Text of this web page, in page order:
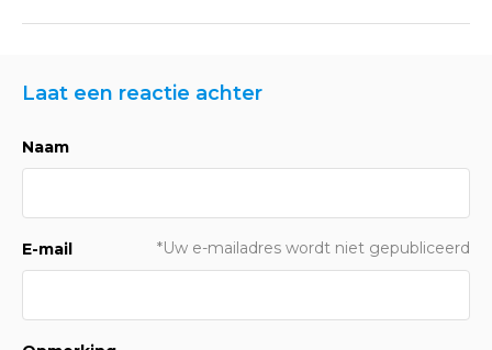
Laat een reactie achter
Naam
E-mail *Uw e-mailadres wordt niet gepubliceerd